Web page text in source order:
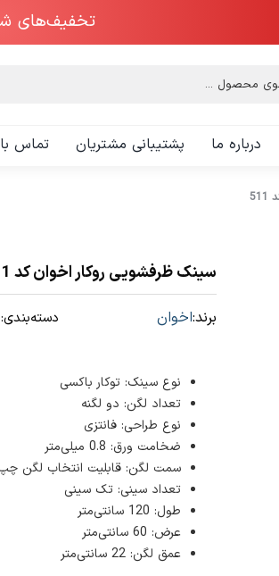
تخفیف‌های
درباره ما پشتیبانی مشتریان تماس
سینک ظرفشویی روکار اخوان کد 511
برند:اخوان دسته‌بندی:
نوع سینک: توکار باکسی
تعداد لگن: دو لگنه
نوع طراحی: فانتزی
ضخامت ورق: 0.8 میلی‌متر
سمت لگن: قابلیت انتخاب لگن
تعداد سینی: تک سینی
طول: 120 سانتی‌متر
عرض: 60 سانتی‌متر
عمق لگن: 22 سانتی‌متر